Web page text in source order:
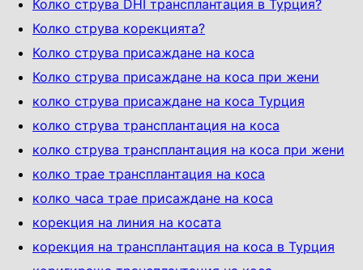
Колко струва DHI трансплантация в Турция?
Колко струва корекцията?
Колко струва присаждане на коса
Колко струва присаждане на коса при жени
колко струва присаждане на коса Турция
колко струва трансплантация на коса
колко струва трансплантация на коса при жени
колко трае трансплантация на коса
колко часа трае присаждане на коса
корекция на линия на косата
корекция на трансплантация на коса в Турция